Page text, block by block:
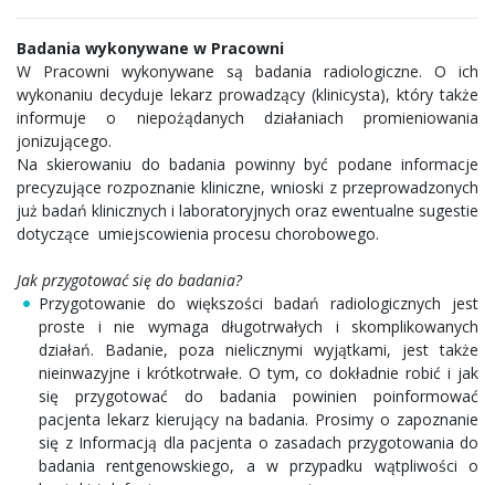
Badania wykonywane w Pracowni
W Pracowni wykonywane są badania radiologiczne. O ich
wykonaniu decyduje lekarz prowadzący (klinicysta), który także
informuje o niepożądanych działaniach promieniowania
jonizującego.
Na skierowaniu do badania powinny być podane informacje
precyzujące rozpoznanie kliniczne, wnioski z przeprowadzonych
już badań klinicznych i laboratoryjnych oraz ewentualne sugestie
dotyczące umiejscowienia procesu chorobowego.
Jak przygotować się do badania?
Przygotowanie do większości badań radiologicznych jest
proste i nie wymaga długotrwałych i skomplikowanych
działań. Badanie, poza nielicznymi wyjątkami, jest także
nieinwazyjne i krótkotrwałe. O tym, co dokładnie robić i jak
się przygotować do badania powinien poinformować
pacjenta lekarz kierujący na badania. Prosimy o zapoznanie
się z Informacją dla pacjenta o zasadach przygotowania do
badania rentgenowskiego, a w przypadku wątpliwości o